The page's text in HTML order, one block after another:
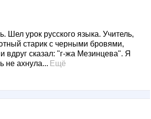
Шел урок русского языка. Учитель,
старик с черными бровями,
вдруг сказал: "г-жа Мезинцева". Я
не ахнула... Ещё